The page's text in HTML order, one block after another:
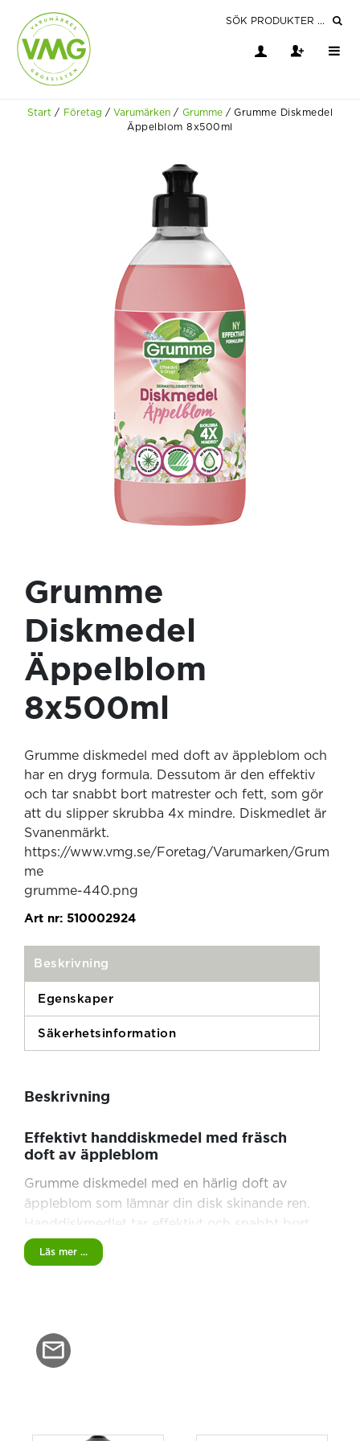
Start / Företag / Varumärken / Grumme / Grumme Diskmedel
Äppelblom 8x500ml
Grumme
Diskmedel
Äppelblom
8x500ml
Grumme diskmedel med doft av äppleblom och
har en dryg formula. Dessutom är den effektiv
och tar snabbt bort matrester och fett, som gör
att du slipper skrubba 4x mindre. Diskmedlet är
Svanenmärkt.
https://www.vmg.se/Foretag/Varumarken/Grum
me
grumme-440.png
Art nr: 510002924
Beskrivning
Egenskaper
Säkerhetsinformation
Beskrivning
Effektivt handdiskmedel med fräsch
doft av äppleblom
Grumme diskmedel med en härlig doft av
äppleblom som lämnar din disk skinande ren.
Handdiskmedlet tar effektivt och snabbt bort
matrester och fett, dessutom tar de bort dålig
lukt från fisk, vitlök och andra matrester. Den
Specifikationer
Läs mer ...